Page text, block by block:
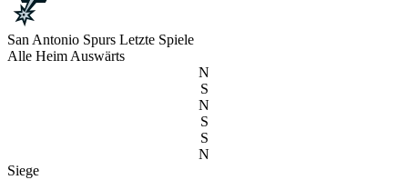
San Antonio Spurs Letzte Spiele
Alle Heim Auswärts
N
S
N
S
S
N
Siege